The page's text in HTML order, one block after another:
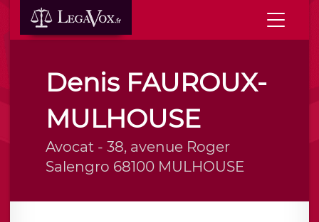
Denis FAUROUX-
MULHOUSE
Avocat - 38, avenue Roger
Salengro 68100 MULHOUSE